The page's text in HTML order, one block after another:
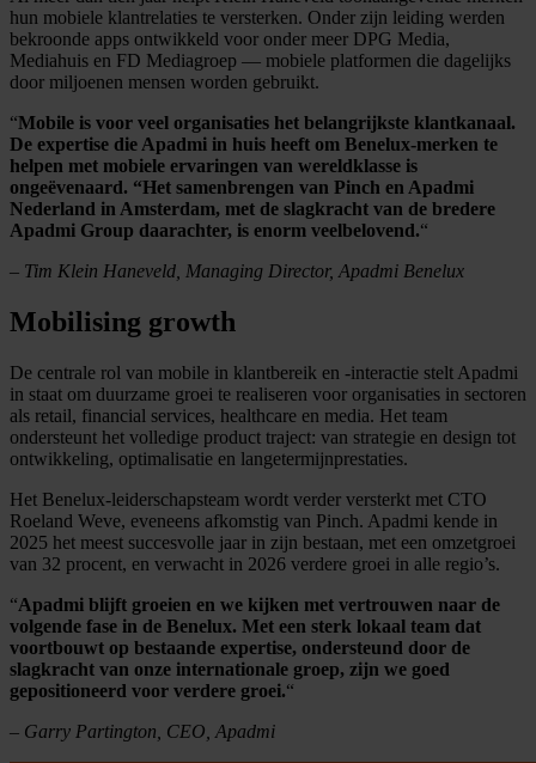
hun mobiele klantrelaties te versterken. Onder zijn leiding werden
bekroonde apps ontwikkeld voor onder meer DPG Media,
Mediahuis en FD Mediagroep — mobiele platformen die dagelijks
door miljoenen mensen worden gebruikt.
“Mobile is voor veel organisaties het belangrijkste klantkanaal.
De expertise die Apadmi in huis heeft om Benelux-merken te
helpen met mobiele ervaringen van wereldklasse is
ongeëvenaard. “Het samenbrengen van Pinch en Apadmi
Nederland in Amsterdam, met de slagkracht van de bredere
Apadmi Group daarachter, is enorm veelbelovend.“
– Tim Klein Haneveld, Managing Director, Apadmi Benelux
Mobilising growth
De centrale rol van mobile in klantbereik en -interactie stelt Apadmi
in staat om duurzame groei te realiseren voor organisaties in sectoren
als retail, financial services, healthcare en media. Het team
ondersteunt het volledige product traject: van strategie en design tot
ontwikkeling, optimalisatie en langetermijnprestaties.
Het Benelux-leiderschapsteam wordt verder versterkt met CTO
Roeland Weve, eveneens afkomstig van Pinch. Apadmi kende in
2025 het meest succesvolle jaar in zijn bestaan, met een omzetgroei
van 32 procent, en verwacht in 2026 verdere groei in alle regio’s.
“Apadmi blijft groeien en we kijken met vertrouwen naar de
volgende fase in de Benelux. Met een sterk lokaal team dat
voortbouwt op bestaande expertise, ondersteund door de
slagkracht van onze internationale groep, zijn we goed
gepositioneerd voor verdere groei.“
– Garry Partington, CEO, Apadmi